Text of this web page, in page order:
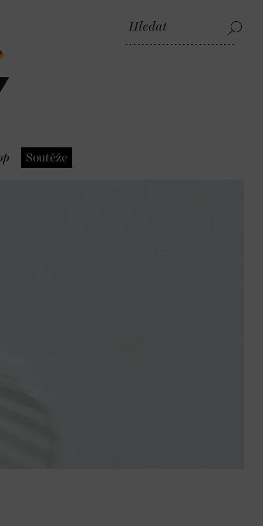
Soutěže